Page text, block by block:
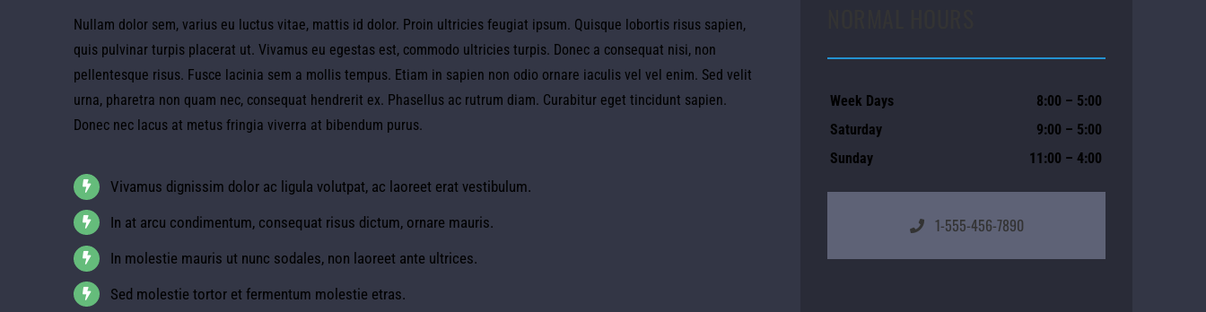
Nullam dolor sem, varius eu luctus vitae, mattis id dolor. Proin ultricies feugiat ipsum. Quisque lobortis risus sapien,
quis pulvinar turpis placerat ut. Vivamus eu egestas est, commodo ultricies turpis. Donec a consequat nisi, non
pellentesque risus. Fusce lacinia sem a mollis tempus. Etiam in sapien non odio ornare iaculis vel vel enim. Sed velit
urna, pharetra non quam nec, consequat hendrerit ex. Phasellus ac rutrum diam. Curabitur eget tincidunt sapien.
Donec nec lacus at metus fringia viverra at bibendum purus.
Vivamus dignissim dolor ac ligula volutpat, ac laoreet erat vestibulum.
In at arcu condimentum, consequat risus dictum, ornare mauris.
In molestie mauris ut nunc sodales, non laoreet ante ultrices.
Sed molestie tortor et fermentum molestie etras.
Week Days
8:00 – 5:00
Saturday
9:00 – 5:00
Sunday
11:00 – 4:00
1-555-456-7890